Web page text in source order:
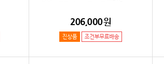
206,000원
진상품 조건부무료배송